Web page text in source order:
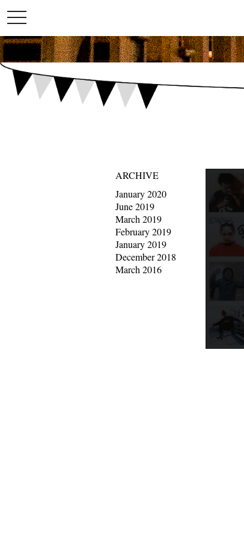
toggle
navigation
ARCHIVE
January 2020
June 2019
March 2019
February 2019
January 2019
December 2018
March 2016